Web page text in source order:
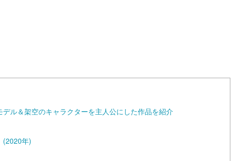
ル＆架空のキャラクターを主人公にした作品を紹介
(2020年)